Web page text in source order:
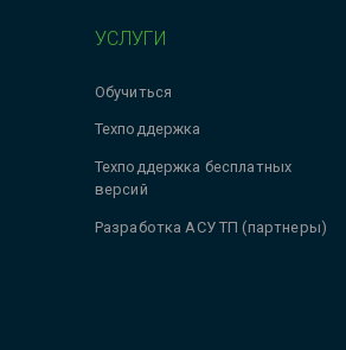
УСЛУГИ
Обучиться
Техподдержка
Техподдержка бесплатных
версий
Разработка АСУ ТП (партнеры)